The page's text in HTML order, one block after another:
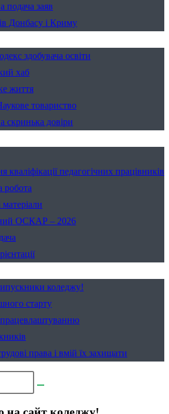
подача заяв
Донбасу і Криму
здобувача освіти
хаб
життя
товариство
скринька довіри
кваліфікації педагогічних працівників
робота
ОСКАР – 2026
коледжу!
старту
права і вмій їх захищати